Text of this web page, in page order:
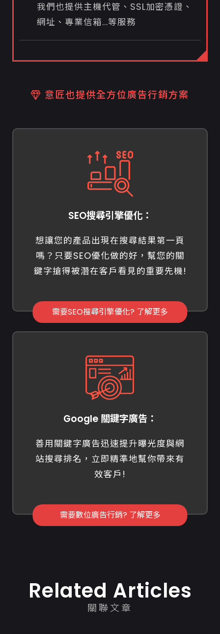
我們也提供主機代管、SSL加密憑證、
網址、專業信箱...等服務
意匠也提供全方位廣告行銷方案
SEO搜尋引擎優化：
想讓您的產品出現在搜尋結果第一頁
嗎？只要SEO優化做的好，幫您的關
鍵字搶得被潛在客戶看見的重要先機!
需要SEO搜尋引擎優化? 了解更多
Google 關鍵字廣告：
善用關鍵字廣告迅速提升曝光度與網
站搜尋排名，立即精準地幫你帶來有
效客戶!
需要數位廣告行銷? 了解更多
Related Articles
關聯文章